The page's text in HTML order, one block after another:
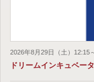
2026年8月29日（土）12:15
ドリームインキュベー